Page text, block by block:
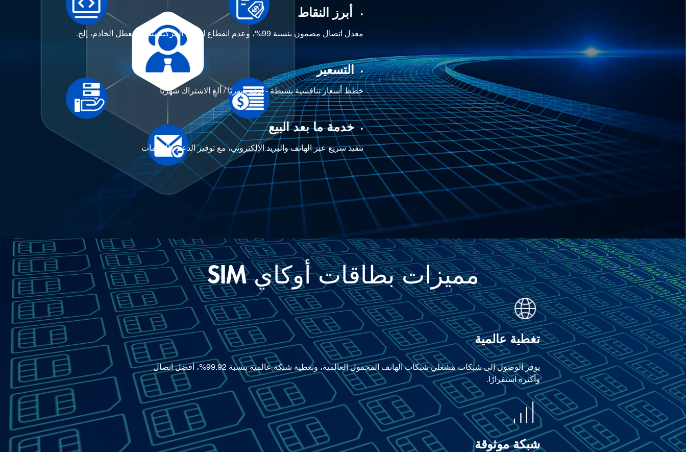
• أبرز النقاط
معدل اتصال مضمون بنسبة 99%، وعدم انقطاع اتصال المركبة بسبب تعطل الخادم، إلخ.
• التسعير
خطط أسعار تنافسية بسيطة - ادفع شهريًا / ألغِ الاشتراك شهريًا
• خدمة ما بعد البيع
تنفيذ سريع عبر الهاتف والبريد الإلكتروني، مع توفير الدعم والخدمات
مميزات بطاقات أوكاي SIM
تغطية عالمية
يوفر الوصول إلى شبكات مشغلي شبكات الهاتف المحمول العالمية، وتغطية شبكة عالمية بنسبة 99.92%، أفضل اتصال
وأكثره استقرارًا.
شبكة موثوقة